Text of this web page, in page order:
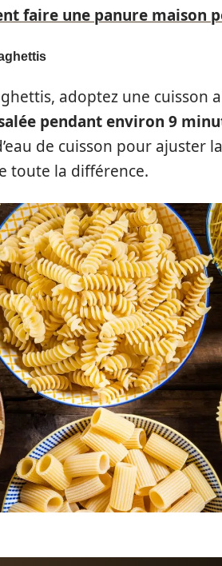
faire une panure maison
adoptez une cuisson
pendant environ 9
de cuisson pour ajuster
toute la différence.